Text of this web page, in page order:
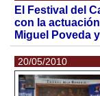
El Festival del
con la
Miguel Poveda
20/05/2010